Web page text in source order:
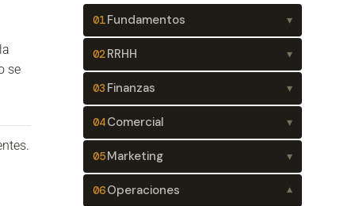
se
01Fundamentos ▾
02RRHH ▾
03 Finanzas ▾
04Comercial ▾
05Marketing ▾
06Operaciones ▾